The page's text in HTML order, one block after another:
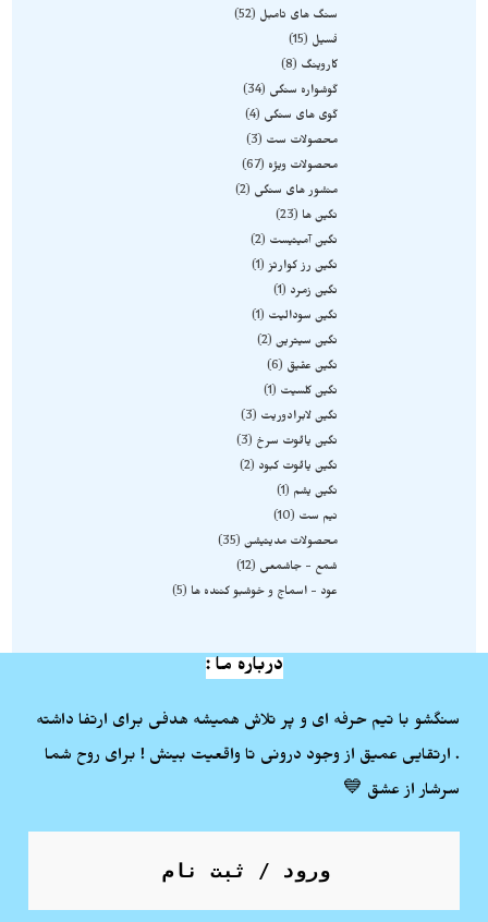
سنگ های تامبل
52
فسیل
15
کاروینگ
8
گوشواره سنگی
34
گوی های سنگی
4
محصولات ست
3
محصولات ویژه
67
منشور های سنگی
2
نگین ها
23
نگین آمیتیست
2
نگین رز کوارتز 1
نگین زمرد
1
نگین سودالیت
1
نگین سیترین 2
نگین عقیق
6
نگین کلسیت
1
نگین لابرادوریت
3
نگین یاقوت سرخ
3
نگین یاقوت کبود
2
نگین یشم
1
نیم ست
10
محصولات مدیتیشن 35
شمع - جاشمعی
12
عود - اسماج و خوشبو کننده ها
5
درباره ما :
سنگشو با تیم حرفه ای و پر تلاش همیشه هدفی برای ارتفا داشته
. ارتقایی عمیق از وجود درونی تا واقعیت بینش ! برای روح شما
سرشار از عشق 💙
ورود / ثبت نام